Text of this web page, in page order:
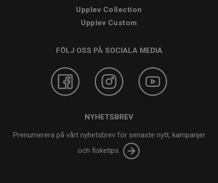
Upplev Collection
Upplev Custom
FÖLJ OSS PÅ SOCIALA MEDIA
NYHETSBREV
Prenumerera på vårt nyhetsbrev för senaste nytt, kampanjer
och fisketips.